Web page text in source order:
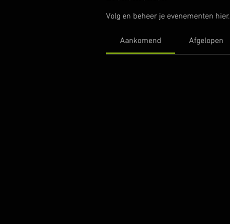
Volg en beheer je evenementen hier.
Aankomend Afgelopen